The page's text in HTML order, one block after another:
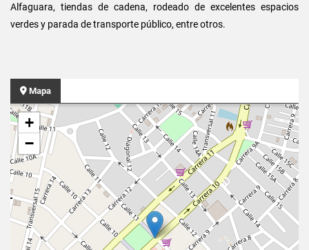
Alfaguara, tiendas de cadena, rodeado de excelentes espacios
verdes y parada de transporte público, entre otros.
Mapa
+
−